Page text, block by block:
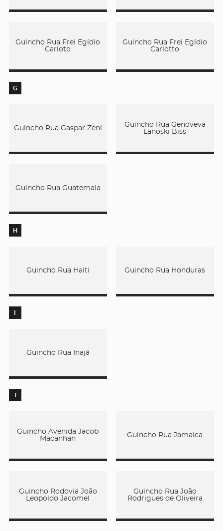
Guincho Rua Frei Egídio
Carloto
Guincho Rua Frei Egídio
Carlotto
G
Guincho Rua Gaspar Zeni
Guincho Rua Genoveva
Lanoski Biss
Guincho Rua Guatemala
H
Guincho Rua Haiti Guincho Rua Honduras
I
Guincho Rua Inajá
J
Guincho Avenida Jacob
Macanhan
Guincho Rua Jamaica
Guincho Rodovia João
Leopoldo Jacomel
Guincho Rua João
Rodrigues de Oliveira